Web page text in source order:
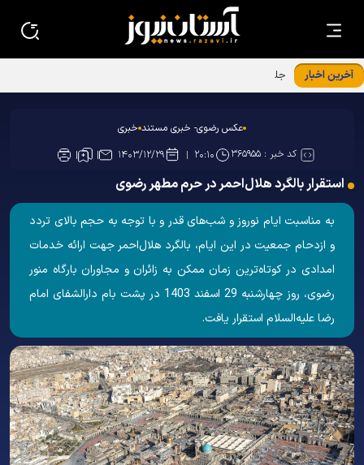
آخرین اخبار جلسه توجیهی ویژه برنامه «فرشتگان مقاومت»
عکس رضوی- خبری مستند خبری
کد خبر :۳۶۵۹۵۵ ۲۰:۱۰ ۱۴۰۳/۱۲/۲۹
استقرار بالگرد هلال‌احمر در حرم مطهر رضوی
به مناسبت ایام نوروز و شب‌های قدر و با توجه به حجم بالای تردد
و ازدحام جمعیت در این ایام، بالگرد هلال‌احمر جهت ارائه خدمات
امدادی در کوتاه‌ترین زمان ممکن به زائران و مجاوران بارگاه منور
رضوی، روز چهارشنبه 29 اسفند 1403 در پشت بام دارالشفای امام
رضا علیه‌السلام استقرار یافت.